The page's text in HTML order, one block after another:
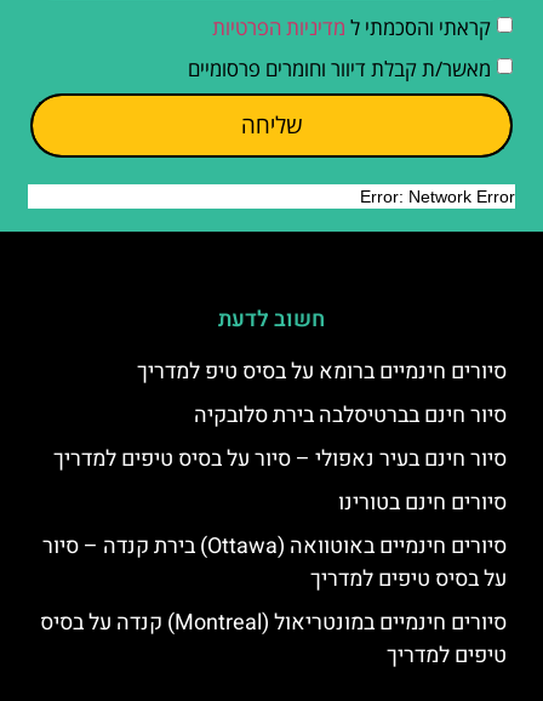
קראתי והסכמתי ל מדיניות הפרטיות
מאשר/ת קבלת דיוור וחומרים פרסומיים
שליחה
חשוב לדעת
סיורים חינמיים ברומא על בסיס טיפ למדריך
סיור חינם בברטיסלבה בירת סלובקיה
סיור חינם בעיר נאפולי – סיור על בסיס טיפים למדריך
סיורים חינם בטורינו
סיורים חינמיים באוטוואה (Ottawa) בירת קנדה – סיור
על בסיס טיפים למדריך
סיורים חינמיים במונטריאול (Montreal) קנדה על בסיס
טיפים למדריך